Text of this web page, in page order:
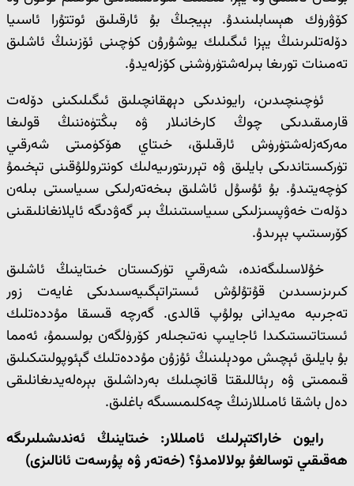
كۆۋرۈك ھېسابلىنىدۇ. بېيجىڭ بۇ ئارقىلىق ئوتتۇرا ئاسىيا
دۆلەتلىرىنىڭ يېزا ئىگىلىك يوشۇرۇن كۈچىنى ئۆزىنىڭ ئاشلىق
تەمىنات تورىغا بىرلەشتۈرۈشنى كۆزلەيدۇ.
ئۈچىنچىدىن، رايوندىكى دېھقانچىلىق ئىگىلىكىنى دۆلەت
قارمىقىدىكى چوڭ كارخانىلار ۋە بىڭتۈەننىڭ قولىغا
مەركەزلەشتۈرۈش ئارقىلىق، خىتاي ھۆكۈمىتى شەرقىي
تۈركىستاندىكى بايلىق ۋە تېررىتورىيەلىك كونتروللۇقىنى تېخىمۇ
كۈچەيتىدۇ. بۇ ئۇسۇل ئاشلىق بىخەتەرلىكى سىياسىتى بىلەن
دۆلەت خەۋپسىزلىكى سىياسىتىنىڭ بىر گەۋدىگە ئايلانغانلىقىنى
كۆرسىتىپ بېرىدۇ.
خۇلاسىلىگەندە، شەرقىي تۈركىستان خىتاينىڭ ئاشلىق
كىرىزىسىدىن قۇتۇلۇش ئىستراتېگىيەسىدىكى غايەت زور
تەجرىبە مەيدانى بولۇپ قالدى. گەرچە قىسقا مۇددەتلىك
ئىستاتىستىكىدا ئاجايىپ نەتىجىلەر كۆرۈلگەن بولسىمۇ، ئەمما
بۇ بايلىق ئېچىش مودېلىنىڭ ئۇزۇن مۇددەتلىك گېئوپولىتىكىلىق
قىممىتى ۋە رېئاللىقتا قانچىلىك بەرداشلىق بېرەلەيدىغانلىقى
دەل باشقا ئامىللارنىڭ چەكلىمىسىگە باغلىق.
رايون خاراكتېرلىك ئامىللار: خىتاينىڭ ئەندىشىلىرىگە
ھەقىقىي توسالغۇ بولالامدۇ؟ (خەتەر ۋە پۇرسەت ئانالىزى)